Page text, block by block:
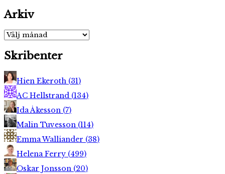
Arkiv
Arkiv
Skribenter
Hien Ekeroth (31)
AC Hellstrand (134)
Ida Åkesson (7)
Malin Tuvesson (114)
Emma Walliander (38)
Helena Ferry (499)
Oskar Jonsson (20)